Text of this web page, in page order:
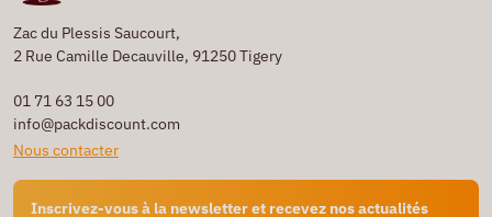
Zac du Plessis Saucourt,
2 Rue Camille Decauville, 91250 Tigery
01 71 63 15 00
info@packdiscount.com
Nous contacter
Inscrivez-vous à la newsletter et recevez nos actualités